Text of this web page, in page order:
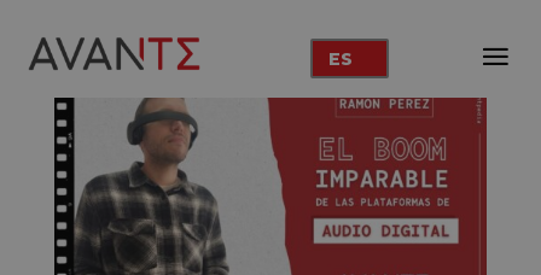
ES